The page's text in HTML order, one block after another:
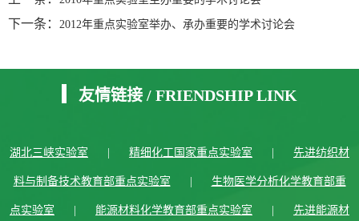
下一条： 2012年重点实验室举办、承办重要的学术讨论会
友情链接 / FRIENDSHIP LINK
湖北三峡实验室 精细化工国家重点实验室 先进纺织材
料与制备技术教育部重点实验室 生物医学分析化学教育部重
点实验室 能源材料化学教育部重点实验室 先进能源材